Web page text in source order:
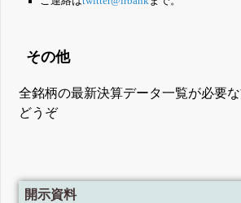
その他
全銘柄の最新決算データ一覧が必要
どうぞ
開示資料